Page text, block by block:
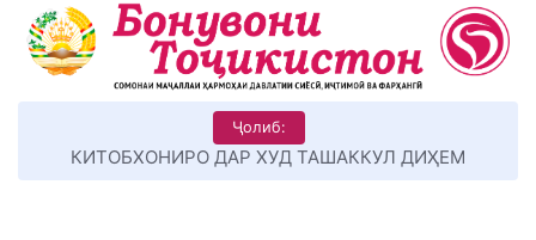
Ҷолиб:
КИТОБХОНИРО ДАР ХУД ТАШАККУЛ ДИҲЕМ